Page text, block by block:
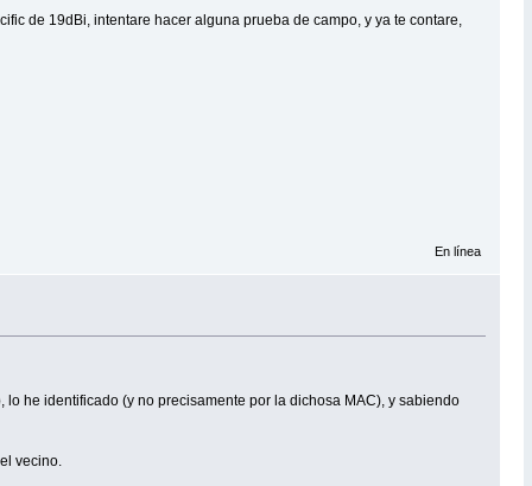
de 19dBi, intentare hacer alguna prueba de campo, y ya te contare,
En línea
he identificado (y no precisamente por la dichosa MAC), y sabiendo
vecino.